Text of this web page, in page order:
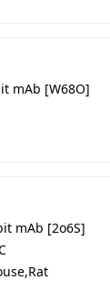
mAb [W68O]
mAb [2o6S]